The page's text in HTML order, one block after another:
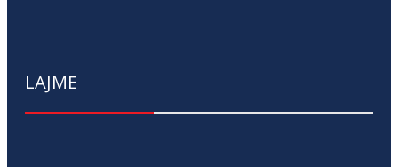
LAJME